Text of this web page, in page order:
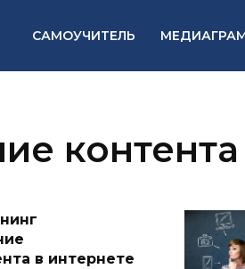
САМОУЧИТЕЛЬ
контента
в интернете